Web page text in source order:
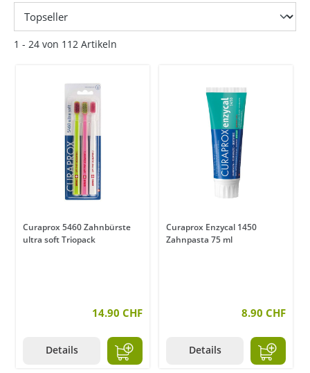
1 - 24 von 112 Artikeln
Curaprox 5460 Zahnbürste
ultra soft Triopack
14.90 CHF
Details
Curaprox Enzycal 1450
Zahnpasta 75 ml
8.90 CHF
Details